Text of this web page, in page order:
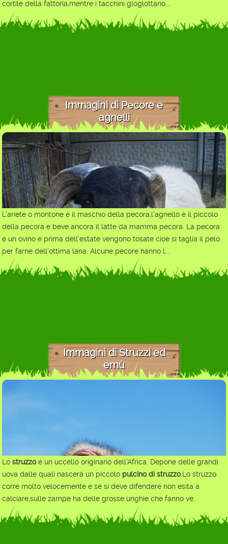
cortile della fattoria,mentre i tacchini gloglottano...
Immagini di Pecore e
agnelli
L'ariete o montone è il maschio della pecora,l'agnello è il piccolo
della pecora e beve ancora il latte da mamma pecora. La pecora
è un ovino e prima dell'estate vengono tosate cioè si taglia il pelo
per farne dell'ottima lana. Alcune pecore hanno l...
Immagini di Struzzi ed
emù
Lostruzzoè un uccello originario dell'Africa. Depone delle grandi
uova dalle quali nascerà un piccolo pulcino di struzzo.Lo struzzo
corre molto velocemente e se si deve difendere non esita a
calciare,sulle zampe ha delle grosse unghie che fanno ve...